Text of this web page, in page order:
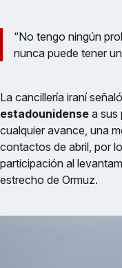
“No tengo ningún
nunca puede tener
La cancillería iraní
estadounidense a sus
cualquier avance, una
contactos de abril, por
participación al
estrecho de Ormuz.